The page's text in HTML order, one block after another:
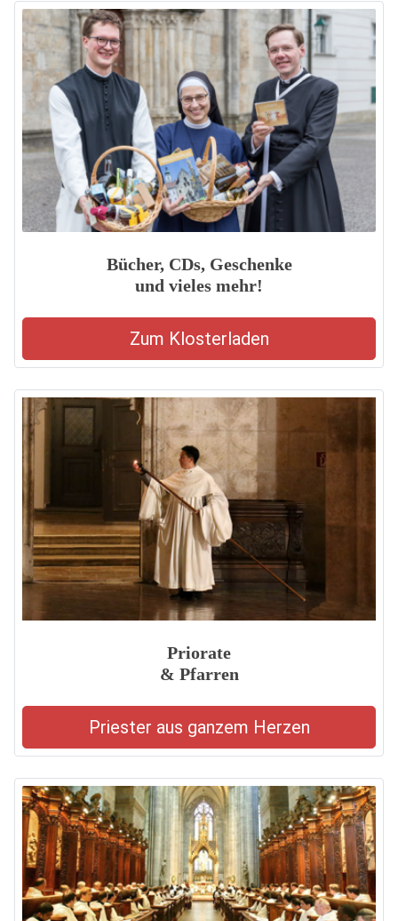
Bücher, CDs, Geschenke
und vieles mehr!
Zum Klosterladen
Priorate
& Pfarren
Priester aus ganzem Herzen